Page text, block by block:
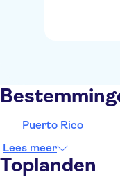
Puerto Rico
Lees meer
Toplanden